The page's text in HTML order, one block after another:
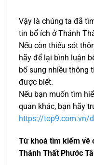
Vậy là chúng ta đã
tin bổ ích ở Thánh
Nếu còn thiếu sót
hãy để lại bình luận
bổ sung nhiều thông
được biết.
Nếu bạn muốn tìm
quan khác, bạn hãy
https://top9.com.vn/
Từ khoá tìm kiếm về
Thánh Thất Phước